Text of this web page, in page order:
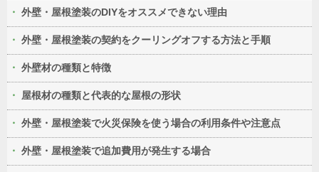
外壁・屋根塗装のDIYをオススメできない理由
外壁・屋根塗装の契約をクーリングオフする方法と手順
外壁材の種類と特徴
屋根材の種類と代表的な屋根の形状
外壁・屋根塗装で火災保険を使う場合の利用条件や注意点
外壁・屋根塗装で追加費用が発生する場合